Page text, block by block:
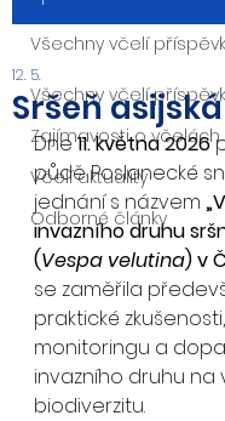
Všechny včelí
Zajímavosti o včelách
Včelí aktuality
Odborné články
Všechny včelí
Sršeň asijská
12. 5.
Dne 11. května 2026
půdě Poslanecké
jednání s názvem
invazního druhu
(Vespa velutina) v
se zaměřila
praktické
monitoringu a
invazního druhu na
biodiverzitu.